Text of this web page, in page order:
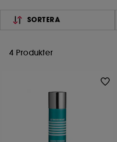
SORTERA
4 Produkter